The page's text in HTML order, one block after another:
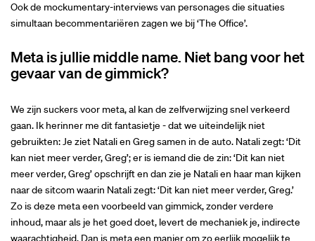
Ook de mockumentary-interviews van personages die situaties
simultaan becommentariëren zagen we bij ‘The Office’.
Meta is jullie middle name. Niet bang voor het
gevaar van de gimmick?
We zijn suckers voor meta, al kan de zelfverwijzing snel verkeerd
gaan. Ik herinner me dit fantasietje - dat we uiteindelijk niet
gebruikten: Je ziet Natali en Greg samen in de auto. Natali zegt: ‘Dit
kan niet meer verder, Greg’; er is iemand die de zin: ‘Dit kan niet
meer verder, Greg’ opschrijft en dan zie je Natali en haar man kijken
naar de sitcom waarin Natali zegt: ‘Dit kan niet meer verder, Greg.’
Zo is deze meta een voorbeeld van gimmick, zonder verdere
inhoud, maar als je het goed doet, levert de mechaniek je, indirecte
waarachtigheid. Dan is meta een manier om zo eerlijk mogelijk te